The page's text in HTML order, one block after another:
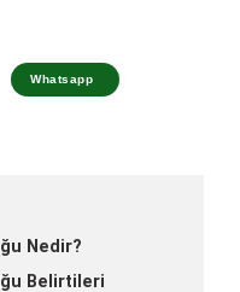
Whatsapp
Nedir?
Belirtileri